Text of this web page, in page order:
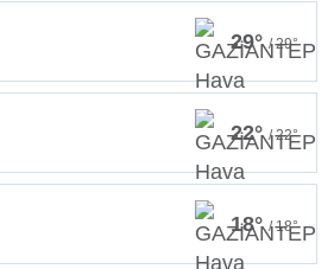
29° / 29°
22° / 22°
18° / 18°